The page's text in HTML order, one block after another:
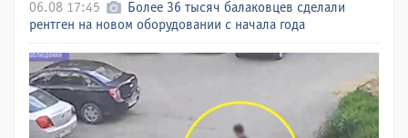
06.08 17:45
Более 36 тысяч балаковцев сделали
рентген на новом оборудовании с начала года